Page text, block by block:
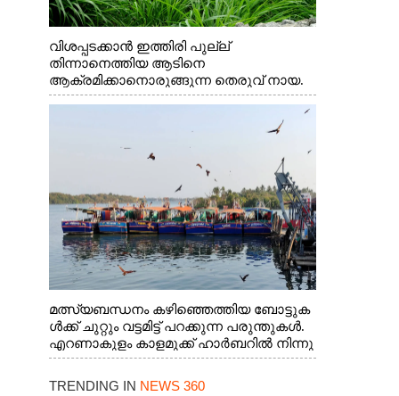
വിശപ്പടക്കാൻ ഇത്തിരി പുല്ല്
തിന്നാനെത്തിയ ആടിനെ
ആക്രമിക്കാനൊരുങ്ങുന്ന തെരുവ് നായ.
എറണാകുളം വാത്തുരുത്തിയിൽ നിന്നുള്ള
മത്സ്യബന്ധനം കഴിഞ്ഞെത്തിയ ബോട്ടുക
ൾക്ക് ചുറ്റും വട്ടമിട്ട് പറക്കുന്ന പരുന്തുകൾ.
എറണാകുളം കാളമുക്ക് ഹാർബറിൽ നിന്നു
ള്ള കാഴ്ച
TRENDING IN NEWS 360